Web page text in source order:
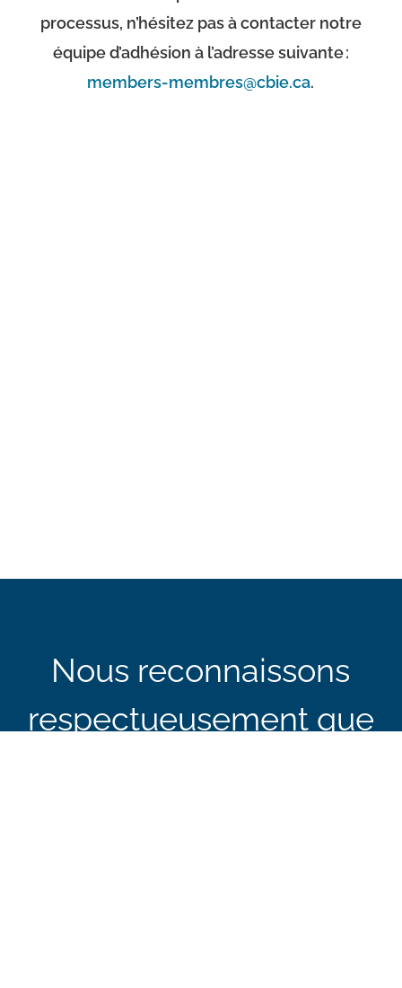
processus, n’hésitez pas à contacter notre
équipe d’adhésion à l’adresse suivante :
members-membres@cbie.ca.
Nous reconnaissons
respectueusement que